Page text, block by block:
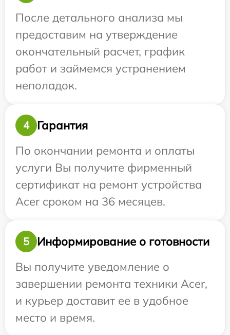
После детального анализа мы
предоставим на утверждение
окончательный расчет, график
работ и займемся устранением
неполадок.
4
Гарантия
По окончании ремонта и оплаты
услуги Вы получите фирменный
сертификат на ремонт устройства
Acer сроком на 36 месяцев.
5
Информирование о готовности
Вы получите уведомление о
завершении ремонта техники Acer,
и курьер доставит ее в удобное
место и время.